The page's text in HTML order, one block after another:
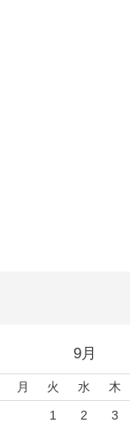
9月
月 火 水 木
1
2 3